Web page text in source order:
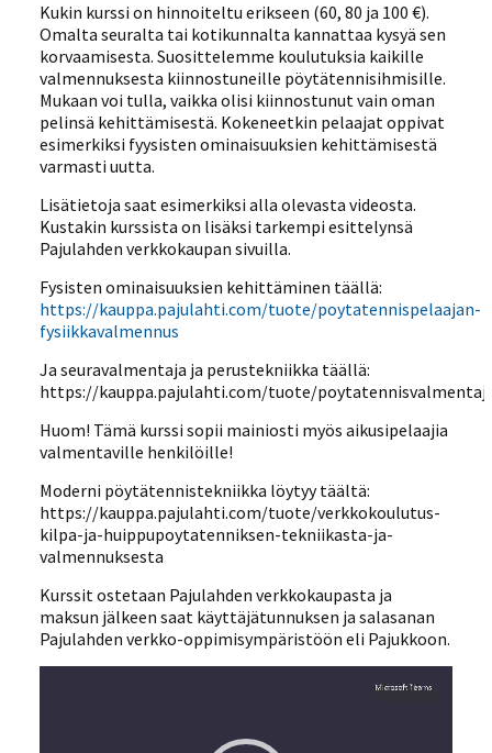
Kukin kurssi on hinnoiteltu erikseen (60, 80 ja 100 €).
Omalta seuralta tai kotikunnalta kannattaa kysyä sen
korvaamisesta. Suosittelemme koulutuksia kaikille
valmennuksesta kiinnostuneille pöytätennisihmisille.
Mukaan voi tulla, vaikka olisi kiinnostunut vain oman
pelinsä kehittämisestä. Kokeneetkin pelaajat oppivat
esimerkiksi fyysisten ominaisuuksien kehittämisestä
varmasti uutta.
Lisätietoja saat esimerkiksi alla olevasta videosta.
Kustakin kurssista on lisäksi tarkempi esittelynsä
Pajulahden verkkokaupan sivuilla.
Fysisten ominaisuuksien kehittäminen täällä:
https://kauppa.pajulahti.com/tuote/poytatennispelaajan-
fysiikkavalmennus
Ja seuravalmentaja ja perustekniikka täällä:
https://kauppa.pajulahti.com/tuote/
Huom! Tämä kurssi sopii mainiosti myös aikusipelaajia
valmentaville henkilöille!
Moderni pöytätennistekniikka löytyy täältä:
https://kauppa.pajulahti.com/tuote/verkkokoulutus-
kilpa-ja-huippupoytatenniksen-tekniikasta-ja-
valmennuksesta
Kurssit ostetaan Pajulahden verkkokaupasta ja
maksun jälkeen saat käyttäjätunnuksen ja salasanan
Pajulahden verkko-oppimisympäristöön eli Pajukkoon.